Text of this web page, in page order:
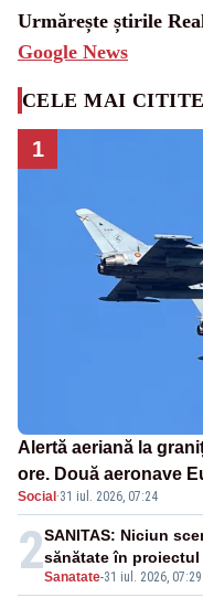
Urmărește știrile
Google News
CELE MAI CITITE
1
Alertă aeriană la
ore. Două aeronave
ridicate de la sol
Social ·31 iul. 2026, 07:24
2Sanatate-31 iul. 2026, 07:29
SANITAS: Niciun
sănătate în